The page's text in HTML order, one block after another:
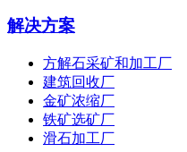
解决方案
方解石采矿和加工厂
建筑回收厂
金矿浓缩厂
铁矿选矿厂
滑石加工厂